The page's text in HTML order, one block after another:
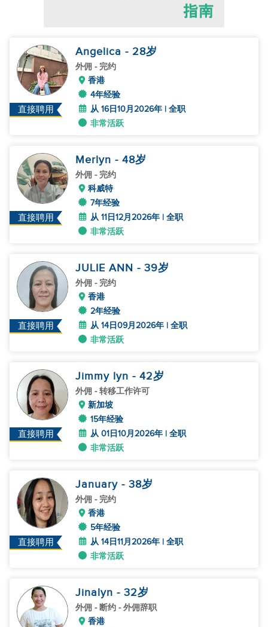
直接聘用
Angelica - 28岁
外佣 - 完约
香港
4年经验
从 16日10月2026年 | 全职
非常活跃
直接聘用
Merlyn - 48岁
外佣 - 完约
科威特
7年经验
从 11日12月2026年 | 全职
非常活跃
直接聘用
JULIE ANN - 39岁
外佣 - 完约
香港
2年经验
从 14日09月2026年 | 全职
非常活跃
直接聘用
Jimmy lyn - 42岁
外佣 - 转移工作许可
新加坡
15年经验
从 01日10月2026年 | 全职
非常活跃
直接聘用
January - 38岁
外佣 - 完约
香港
5年经验
从 14日11月2026年 | 全职
非常活跃
Jinalyn - 32岁
外佣 - 断约 - 外佣辞职
香港